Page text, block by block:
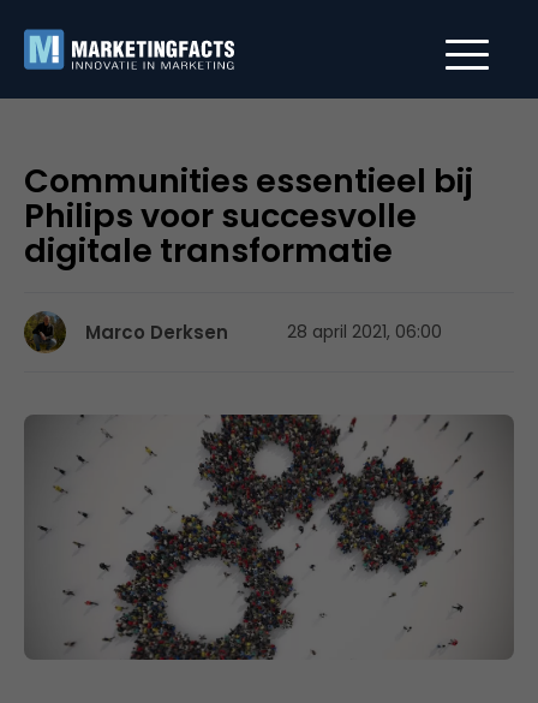
Communities essentieel bij
Philips voor succesvolle
digitale transformatie
Marco Derksen 28 april 2021, 06:00